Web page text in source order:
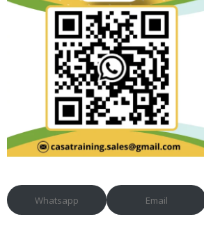
Whatsapp Email